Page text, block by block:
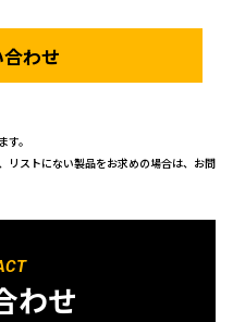
わせ
。
リストにない製品をお求めの場合は、お問
わせ